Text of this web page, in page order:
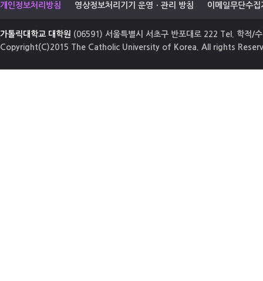
개인정보처리방침 영상정보처리기기 운영ㆍ관리 방침 이메일무단수집
가톨릭대학교 대학원 (06591) 서울특별시 서초구 반포대로 222 Tel. 학적/
Copyright(C)2015 The Catholic University of Korea. All rights